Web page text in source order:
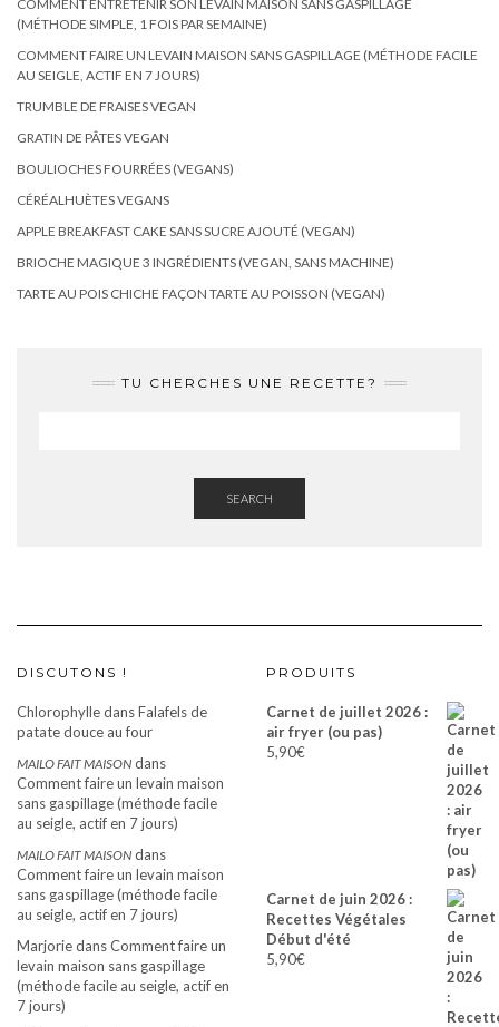
COMMENT ENTRETENIR SON LEVAIN MAISON SANS GASPILLAGE
(MÉTHODE SIMPLE, 1 FOIS PAR SEMAINE)
COMMENT FAIRE UN LEVAIN MAISON SANS GASPILLAGE (MÉTHODE FACILE
AU SEIGLE, ACTIF EN 7 JOURS)
TRUMBLE DE FRAISES VEGAN
GRATIN DE PÂTES VEGAN
BOULIOCHES FOURRÉES (VEGANS)
CÉRÉALHUÈTES VEGANS
APPLE BREAKFAST CAKE SANS SUCRE AJOUTÉ (VEGAN)
BRIOCHE MAGIQUE 3 INGRÉDIENTS (VEGAN, SANS MACHINE)
TARTE AU POIS CHICHE FAÇON TARTE AU POISSON (VEGAN)
TU CHERCHES UNE RECETTE?
SEARCH
DISCUTONS !
ChlorophylledansFalafels de
patate douce au four
MAILO FAIT MAISON dans
Comment faire un levain maison
sans gaspillage (méthode facile
au seigle, actif en 7 jours)
MAILO FAIT MAISON dans
Comment faire un levain maison
sans gaspillage (méthode facile
au seigle, actif en 7 jours)
MarjoriedansComment faire un
levain maison sans gaspillage
(méthode facile au seigle, actif en
7 jours)
PRODUITS
Carnet de juillet 2026 :
air fryer (ou pas)
5,90€
Carnet de juin 2026 :
Recettes Végétales
Début d'été
5,90€